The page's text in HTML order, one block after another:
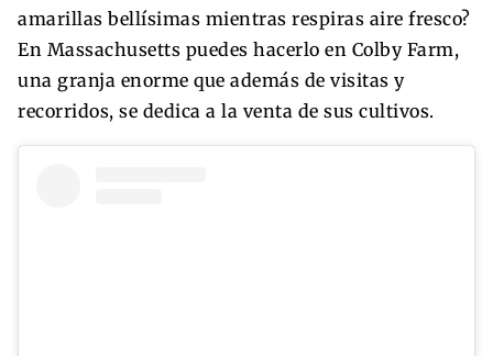
amarillas bellísimas mientras respiras aire fresco?
En Massachusetts puedes hacerlo en Colby Farm,
una granja enorme que además de visitas y
recorridos, se dedica a la venta de sus cultivos.